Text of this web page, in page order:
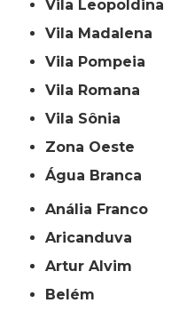
Vila Leopoldina
Vila Madalena
Vila Pompeia
Vila Romana
Vila Sônia
Zona Oeste
Água Branca
Anália Franco
Aricanduva
Artur Alvim
Belém